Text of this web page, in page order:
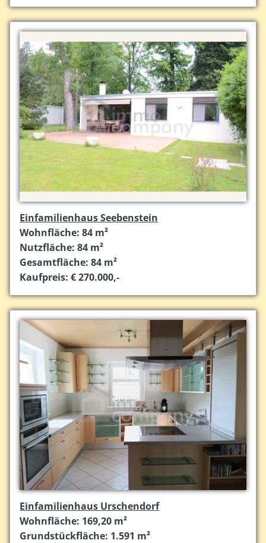
Einfamilienhaus Seebenstein
Wohnfläche: 84 m²
Nutzfläche: 84 m²
Gesamtfläche: 84 m²
Kaufpreis: € 270.000,-
Einfamilienhaus Urschendorf
Wohnfläche: 169,20 m²
Grundstückfläche: 1.591 m²